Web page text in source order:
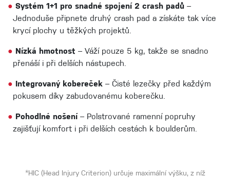
● Systém 1+1 pro snadné spojení 2 crash padů –
Jednoduše připnete druhý crash pad a získáte tak více
krycí plochy u těžkých projektů.
● Nízká hmotnost – Váží pouze 5 kg, takže se snadno
přenáší i při delších nástupech.
● Integrovaný kobereček – Čisté lezečky před každým
pokusem díky zabudovanému koberečku.
● Pohodlné nošení – Polstrované ramenní popruhy
zajišťují komfort i při delších cestách k boulderům.
*HIC (Head Injury Criterion) určuje maximální výšku, z níž